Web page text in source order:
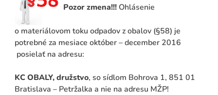
Pozor zmena!!! Ohlásenie
o materiálovom toku odpadov z obalov (§58) je
potrebné za mesiace október – december 2016
posielať na adresu:
KC OBALY, družstvo, so sídlom Bohrova 1, 851 01
Bratislava – Petržalka a nie na adresu MŽP!